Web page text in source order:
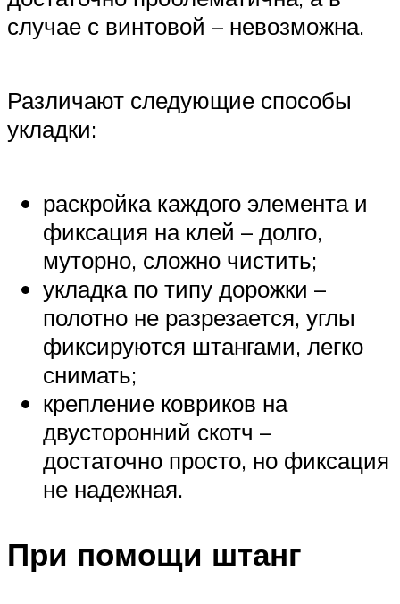
случае с винтовой – невозможна.
Различают следующие способы
укладки:
раскройка каждого элемента и
фиксация на клей – долго,
муторно, сложно чистить;
укладка по типу дорожки –
полотно не разрезается, углы
фиксируются штангами, легко
снимать;
крепление ковриков на
двусторонний скотч –
достаточно просто, но фиксация
не надежная.
При помощи штанг